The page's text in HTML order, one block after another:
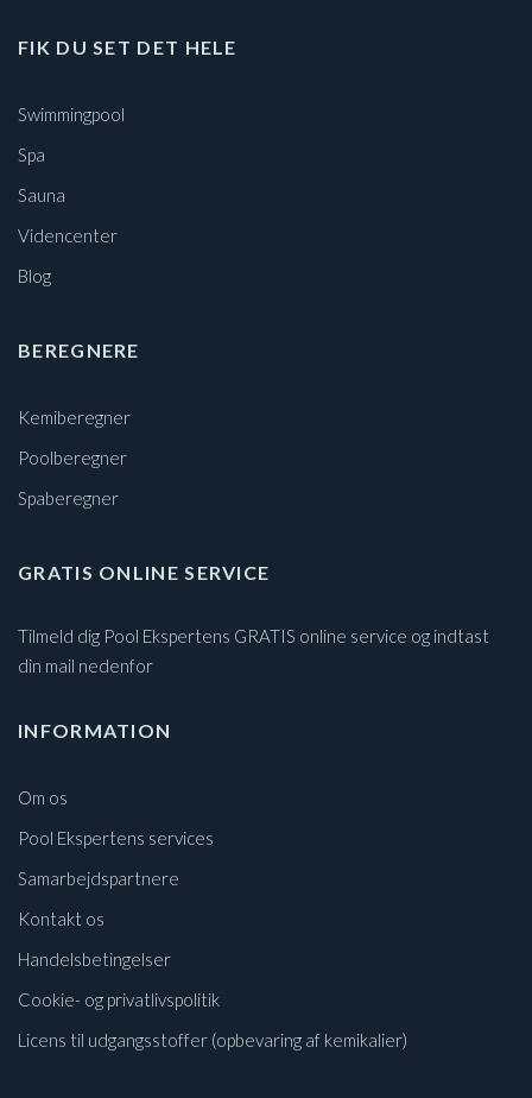
FIK DU SET DET HELE
Swimmingpool
Spa
Sauna
Videncenter
Blog
BEREGNERE
Kemiberegner
Poolberegner
Spaberegner
GRATIS ONLINE SERVICE
Tilmeld dig Pool Ekspertens GRATIS online service og indtast
din mail nedenfor
INFORMATION
Om os
Pool Ekspertens services
Samarbejdspartnere
Kontakt os
Handelsbetingelser
Cookie- og privatlivspolitik
Licens til udgangsstoffer (opbevaring af kemikalier)